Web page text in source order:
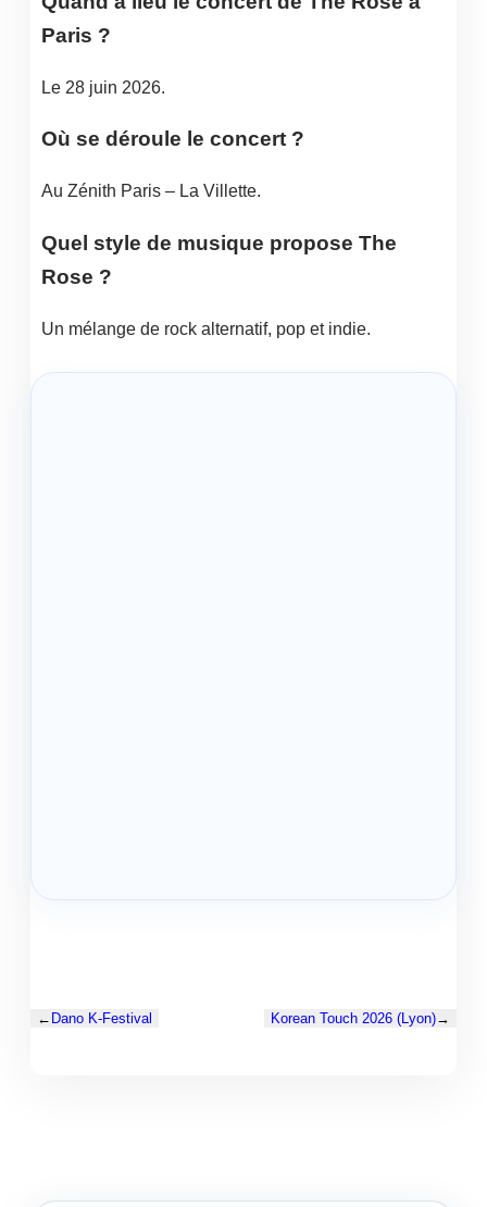
Paris ?
Le 28 juin 2026.
Où se déroule le concert ?
Au Zénith Paris – La Villette.
Quel style de musique propose The
Rose ?
Un mélange de rock alternatif, pop et indie.
← Dano K-Festival Korean Touch 2026 (Lyon)→